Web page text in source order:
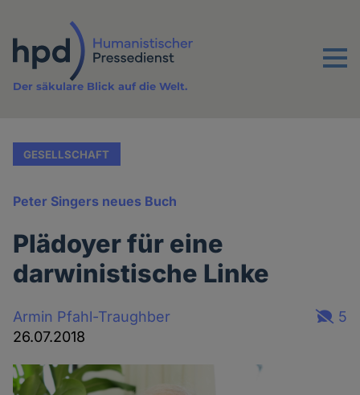
Inhalt
Menu
Der säkulare Blick auf die Welt.
GESELLSCHAFT
Peter Singers neues Buch
Plädoyer für eine
darwinistische Linke
Armin Pfahl-Traughber
26.07.2018
5